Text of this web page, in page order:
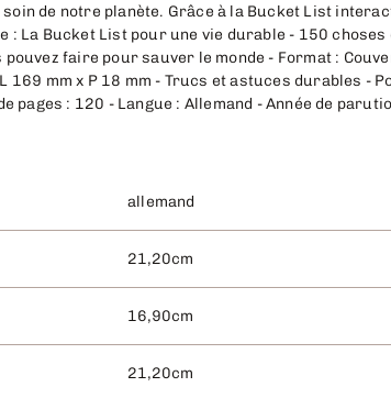
de notre planète. Grâce à la Bucket List
: La Bucket List pour une vie durable - 150
faire pour sauver le monde - Format :
169 mm x P 18 mm - Trucs et astuces durables -
pages : 120 - Langue : Allemand - Année de
allemand
21,20cm
16,90cm
21,20cm